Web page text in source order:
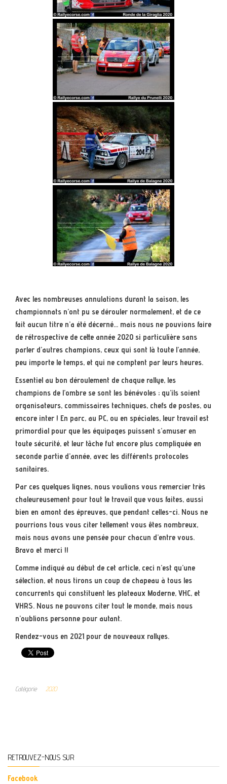
Avec les nombreuses annulations durant la saison, les
championnats n’ont pu se dérouler normalement, et de ce
fait aucun titre n’a été décerné… mais nous ne pouvions faire
de rétrospective de cette année 2020 si particulière sans
parler d’autres champions, ceux qui sont là toute l’année,
peu importe le temps, et qui ne comptent par leurs heures.
Essentiel au bon déroulement de chaque rallye, les
champions de l’ombre se sont les bénévoles ; qu’ils soient
organisateurs, commissaires techniques, chefs de postes, ou
encore inter ! En parc, au PC, ou en spéciales, leur travail est
primordial pour que les équipages puissent s’amuser en
toute sécurité, et leur tâche fut encore plus compliquée en
seconde partie d’année, avec les différents protocoles
sanitaires.
Par ces quelques lignes, nous voulions vous remercier très
chaleureusement pour tout le travail que vous faites, aussi
bien en amont des épreuves, que pendant celles-ci. Nous ne
pourrions tous vous citer tellement vous êtes nombreux,
mais nous avons une pensée pour chacun d’entre vous.
Bravo et merci !!
Comme indiqué au début de cet article, ceci n’est qu’une
sélection, et nous tirons un coup de chapeau à tous les
concurrents qui constituent les plateaux Moderne, VHC, et
VHRS. Nous ne pouvons citer tout le monde, mais nous
n’oublions personne pour autant.
Rendez-vous en 2021 pour de nouveaux rallyes.
Catégorie 2020
RETROUVEZ-NOUS SUR
Facebook